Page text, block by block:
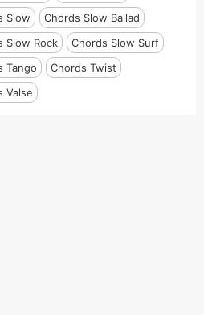
Slow
Chords Slow Ballad
Slow Rock
Chords Slow Surf
Tango
Chords Twist
Valse